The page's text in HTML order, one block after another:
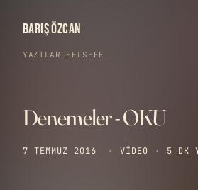
BARIŞ ÖZCAN
YAZILAR FELSEFE
Denemeler - OKU
7 TEMMUZ 2016 · VIDEO · 5 DK